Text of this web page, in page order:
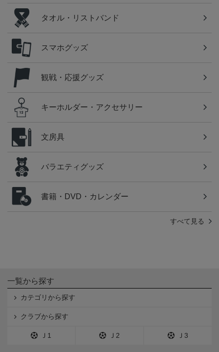
タオル・リストバンド
スマホグッズ
観戦・応援グッズ
キーホルダー・アクセサリー
文房具
バラエティグッズ
書籍・DVD・カレンダー
すべて見る
一覧から探す
カテゴリから探す
クラブから探す
Ｊ1 Ｊ2 Ｊ3